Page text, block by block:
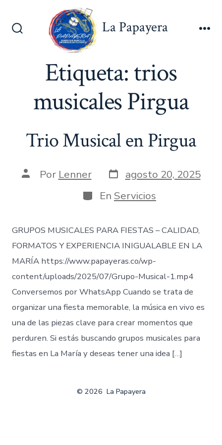
Alternar
La Papayera
Etiqueta:trios
musicales Pirgua
Trio Musical en Pirgua
AutorPor Lenner Fecha
de
publicación
agosto 20, 2025
Categorías
En Servicios
GRUPOS MUSICALES PARA FIESTAS – CALIDAD,
FORMATOS Y EXPERIENCIA INIGUALABLE EN LA
MARÍA https://www.papayeras.co/wp-
content/uploads/2025/07/Grupo-Musical-1.mp4
Conversemos por WhatsApp Cuando se trata de
organizar una fiesta memorable, la música en vivo es
una de las piezas clave para crear momentos que
perduren. Si estás buscando grupos musicales para
fiestas en La María y deseas tener una idea […]
© 2026 La Papayera